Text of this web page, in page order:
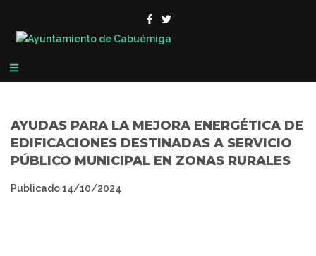
AYUDAS PARA LA MEJORA ENERGÉTICA DE
EDIFICACIONES DESTINADAS A SERVICIO
PÚBLICO MUNICIPAL EN ZONAS RURALES
Publicado14/10/2024